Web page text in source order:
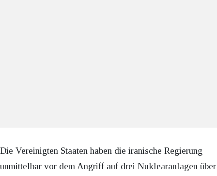
Die Vereinigten Staaten haben die iranische Regierung
unmittelbar vor dem Angriff auf drei Nuklearanlagen über